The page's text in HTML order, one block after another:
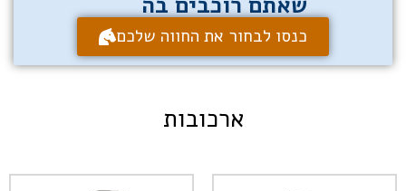
כנסו לבחור את החווה שלכם
ארכובות